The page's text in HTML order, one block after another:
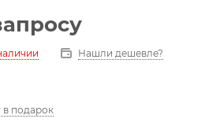
Нашли дешевле?
в подарок